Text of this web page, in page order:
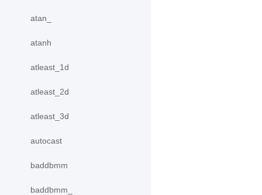
atan_
atanh
atleast_1d
atleast_2d
atleast_3d
autocast
baddbmm
baddbmm_